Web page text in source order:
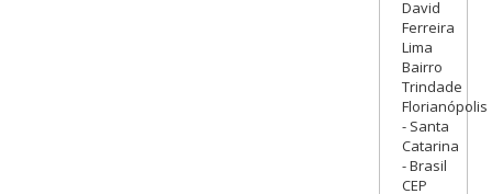
David
Ferreira
Lima
Bairro
Trindade
Florianópolis
- Santa
Catarina
- Brasil
CEP